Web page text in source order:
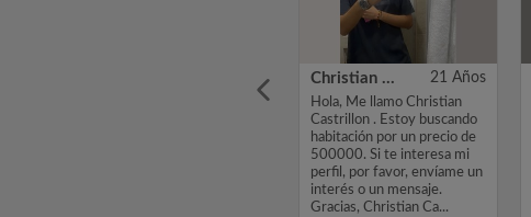
Habitación limpia, acogedora
Christian Castrillon 21 Años
Hola, Me llamo Christian
Castrillon . Estoy buscando
habitación por un precio de
500000. Si te interesa mi
perfil, por favor, envíame un
interés o un mensaje.
Gracias, Christian Ca...